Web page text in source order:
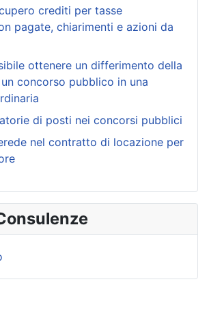
crediti per tasse
pagate, chiarimenti e azioni da
ottenere un differimento della
concorso pubblico in una
di posti nei concorsi pubblici
nel contratto di locazione per